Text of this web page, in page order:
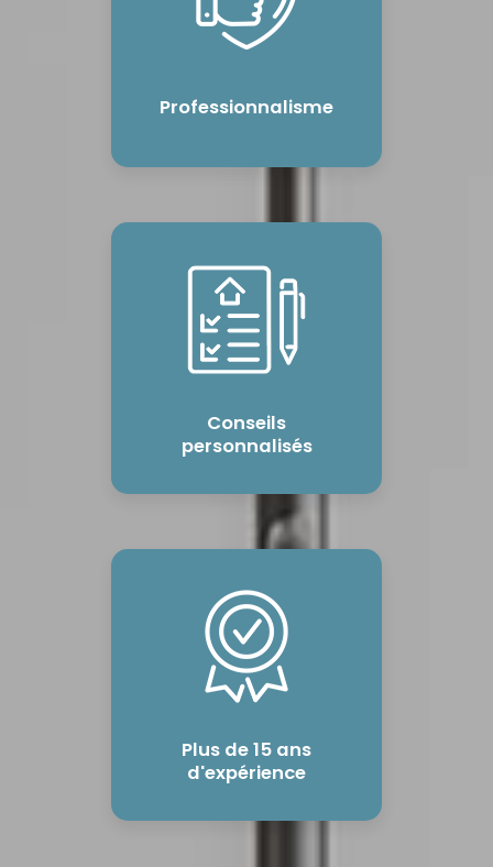
Professionnalisme
Conseils
personnalisés
Plus de 15 ans
d'expérience